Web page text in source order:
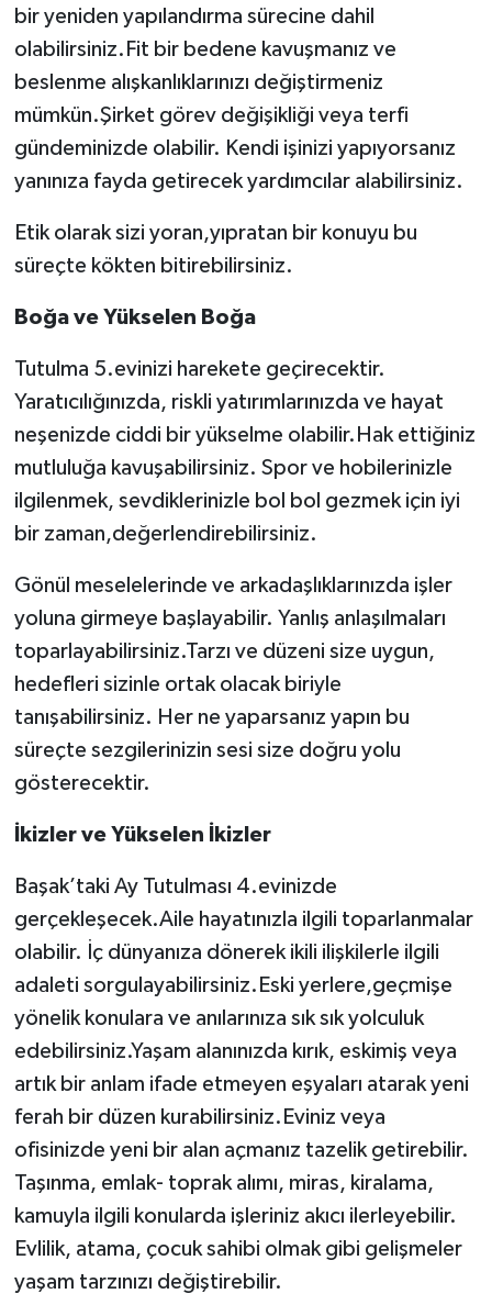
bir yeniden yapılandırma sürecine dahil
olabilirsiniz.Fit bir bedene kavuşmanız ve
beslenme alışkanlıklarınızı değiştirmeniz
mümkün.Şirket görev değişikliği veya terfi
gündeminizde olabilir. Kendi işinizi yapıyorsanız
yanınıza fayda getirecek yardımcılar alabilirsiniz.
Etik olarak sizi yoran,yıpratan bir konuyu bu
süreçte kökten bitirebilirsiniz.
Boğa ve Yükselen Boğa
Tutulma 5.evinizi harekete geçirecektir.
Yaratıcılığınızda, riskli yatırımlarınızda ve hayat
neşenizde ciddi bir yükselme olabilir.Hak ettiğiniz
mutluluğa kavuşabilirsiniz. Spor ve hobilerinizle
ilgilenmek, sevdiklerinizle bol bol gezmek için iyi
bir zaman,değerlendirebilirsiniz.
Gönül meselelerinde ve arkadaşlıklarınızda işler
yoluna girmeye başlayabilir. Yanlış anlaşılmaları
toparlayabilirsiniz.Tarzı ve düzeni size uygun,
hedefleri sizinle ortak olacak biriyle
tanışabilirsiniz. Her ne yaparsanız yapın bu
süreçte sezgilerinizin sesi size doğru yolu
gösterecektir.
İkizler ve Yükselen İkizler
Başak’taki Ay Tutulması 4.evinizde
gerçekleşecek.Aile hayatınızla ilgili toparlanmalar
olabilir. İç dünyanıza dönerek ikili ilişkilerle ilgili
adaleti sorgulayabilirsiniz.Eski yerlere,geçmişe
yönelik konulara ve anılarınıza sık sık yolculuk
edebilirsiniz.Yaşam alanınızda kırık, eskimiş veya
artık bir anlam ifade etmeyen eşyaları atarak yeni
ferah bir düzen kurabilirsiniz.Eviniz veya
ofisinizde yeni bir alan açmanız tazelik getirebilir.
Taşınma, emlak- toprak alımı, miras, kiralama,
kamuyla ilgili konularda işleriniz akıcı ilerleyebilir.
Evlilik, atama, çocuk sahibi olmak gibi gelişmeler
yaşam tarzınızı değiştirebilir.